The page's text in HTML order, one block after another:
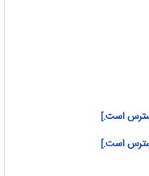
است.]
است.]